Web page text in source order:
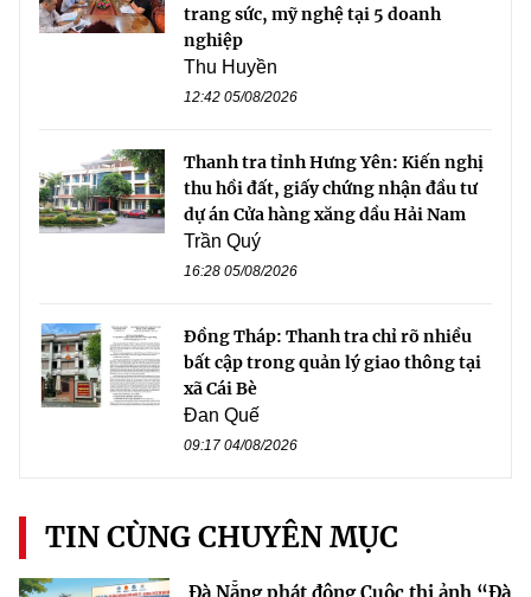
trang sức, mỹ nghệ tại 5 doanh
nghiệp
Thu Huyền
12:42 05/08/2026
Thanh tra tỉnh Hưng Yên: Kiến nghị
thu hồi đất, giấy chứng nhận đầu tư
dự án Cửa hàng xăng dầu Hải Nam
Trần Quý
16:28 05/08/2026
Đồng Tháp: Thanh tra chỉ rõ nhiều
bất cập trong quản lý giao thông tại
xã Cái Bè
Đan Quế
09:17 04/08/2026
TIN CÙNG CHUYÊN MỤC